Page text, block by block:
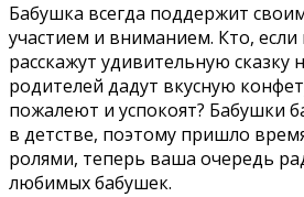
Бабушка всегда поддержит
участием и вниманием. Кто, если
расскажут удивительную сказку
родителей дадут вкусную
пожалеют и успокоят? Бабушки
в детстве, поэтому пришло
ролями, теперь ваша очередь
любимых бабушек.